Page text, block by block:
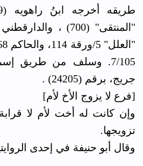
7/105. وسلف من طريق
جريج، برقم (24205) .
[فرع لا يزوج الأخ لأم]
وإن كانت له أخت لأم لا
تزويجها.
وقال أبو حنيفة في إحدى